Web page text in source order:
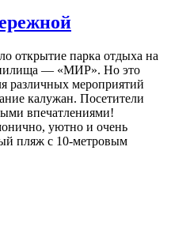
открытие парка отдыха на
— «МИР». Но это
различных мероприятий
калужан. Посетители
впечатлениями!
уютно и очень
пляж с 10-метровым